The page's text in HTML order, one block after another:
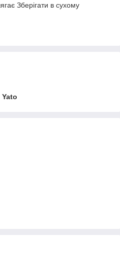
Зберігати в сухому
Yato